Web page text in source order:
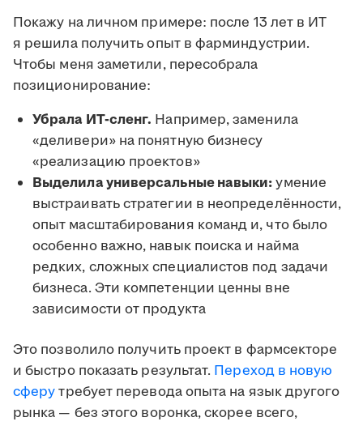
Покажу на личном примере: после 13 лет в ИТ
я решила получить опыт в фарминдустрии.
Чтобы меня заметили, пересобрала
позиционирование:
Убрала ИТ-сленг. Например, заменила
«деливери» на понятную бизнесу
«реализацию проектов»
Выделила универсальные навыки:умение
выстраивать стратегии в неопределённости,
опыт масштабирования команд и, что было
особенно важно, навык поиска и найма
редких, сложных специалистов под задачи
бизнеса. Эти компетенции ценны вне
зависимости от продукта
Это позволило получить проект в фармсекторе
и быстро показать результат. Переход в новую
сферутребует перевода опыта на язык другого
рынка — без этого воронка, скорее всего,